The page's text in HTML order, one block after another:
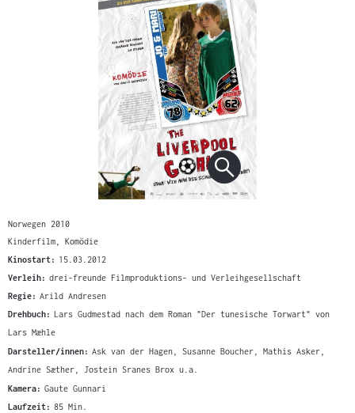
Norwegen 2010
Kinderfilm, Komödie
Kinostart: 15.03.2012
Verleih: drei-freunde Filmproduktions- und Verleihgesellschaft
Regie: Arild Andresen
Drehbuch:
Lars Gudmestad nach dem Roman "Der tunesische Torwart" von
Lars Mæhle
Darsteller/innen: Ask van der Hagen, Susanne Boucher, Mathis Asker,
Andrine Sæther, Jostein Sranes Brox u.a.
Kamera: Gaute Gunnari
Laufzeit: 85 Min.